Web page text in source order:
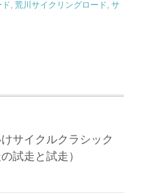
ド, 荒川サイクリングロード, サ
サイクルクラシック
の試走と試走）